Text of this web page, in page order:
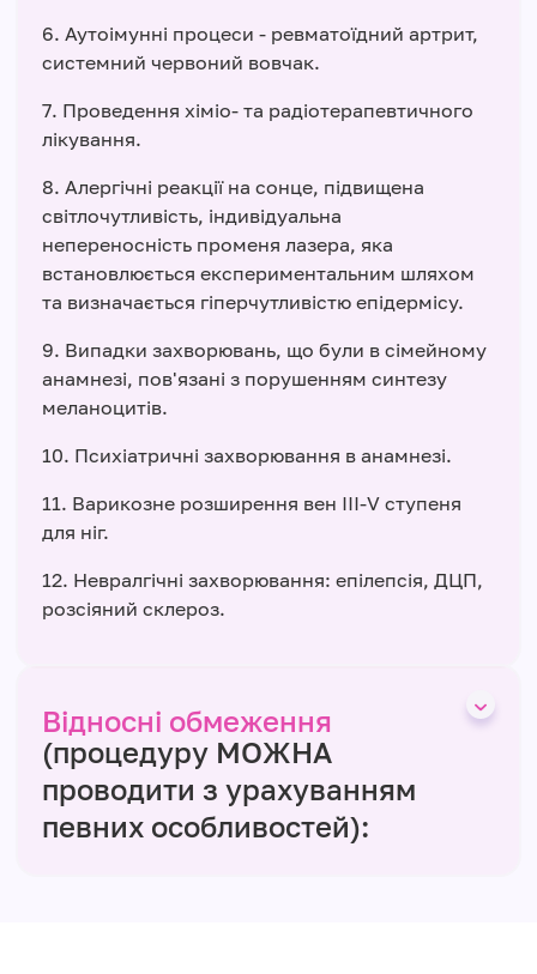
6. Аутоімунні процеси - ревматоїдний артрит,
системний червоний вовчак.
7. Проведення хіміо- та радіотерапевтичного
лікування.
8. Алергічні реакції на сонце, підвищена
світлочутливість, індивідуальна
непереносність променя лазера, яка
встановлюється експериментальним шляхом
та визначається гіперчутливістю епідермісу.
9. Випадки захворювань, що були в сімейному
анамнезі, пов'язані з порушенням синтезу
меланоцитів.
10. Психіатричні захворювання в анамнезі.
11. Варикозне розширення вен ІІІ-V ступеня
для ніг.
12. Невралгічні захворювання: епілепсія, ДЦП,
розсіяний склероз.
Відносні обмеження
(процедуру МОЖНА
проводити з урахуванням
певних особливостей):